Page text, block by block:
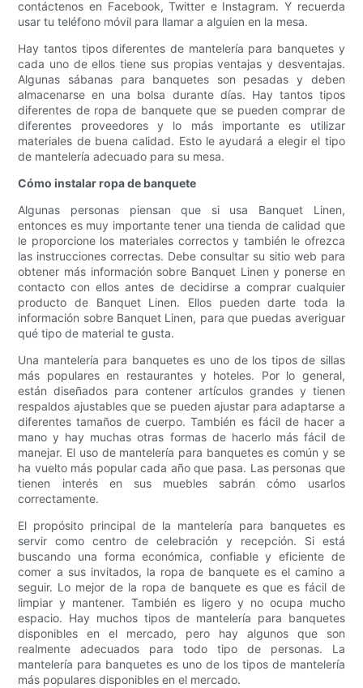
contáctenos en Facebook, Twitter e Instagram. Y recuerda
usar tu teléfono móvil para llamar a alguien en la mesa.
Hay tantos tipos diferentes de mantelería para banquetes y
cada uno de ellos tiene sus propias ventajas y desventajas.
Algunas sábanas para banquetes son pesadas y deben
almacenarse en una bolsa durante días. Hay tantos tipos
diferentes de ropa de banquete que se pueden comprar de
diferentes proveedores y lo más importante es utilizar
materiales de buena calidad. Esto le ayudará a elegir el tipo
de mantelería adecuado para su mesa.
Cómo instalar ropa de banquete
Algunas personas piensan que si usa Banquet Linen,
entonces es muy importante tener una tienda de calidad que
le proporcione los materiales correctos y también le ofrezca
las instrucciones correctas. Debe consultar su sitio web para
obtener más información sobre Banquet Linen y ponerse en
contacto con ellos antes de decidirse a comprar cualquier
producto de Banquet Linen. Ellos pueden darte toda la
información sobre Banquet Linen, para que puedas averiguar
qué tipo de material te gusta.
Una mantelería para banquetes es uno de los tipos de sillas
más populares en restaurantes y hoteles. Por lo general,
están diseñados para contener artículos grandes y tienen
respaldos ajustables que se pueden ajustar para adaptarse a
diferentes tamaños de cuerpo. También es fácil de hacer a
mano y hay muchas otras formas de hacerlo más fácil de
manejar. El uso de mantelería para banquetes es común y se
ha vuelto más popular cada año que pasa. Las personas que
tienen interés en sus muebles sabrán cómo usarlos
correctamente.
El propósito principal de la mantelería para banquetes es
servir como centro de celebración y recepción. Si está
buscando una forma económica, confiable y eficiente de
comer a sus invitados, la ropa de banquete es el camino a
seguir. Lo mejor de la ropa de banquete es que es fácil de
limpiar y mantener. También es ligero y no ocupa mucho
espacio. Hay muchos tipos de mantelería para banquetes
disponibles en el mercado, pero hay algunos que son
realmente adecuados para todo tipo de personas. La
mantelería para banquetes es uno de los tipos de mantelería
más populares disponibles en el mercado.